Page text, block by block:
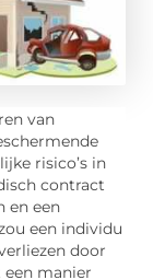
van
risico’s in
contract
en een
een individu
door
manier